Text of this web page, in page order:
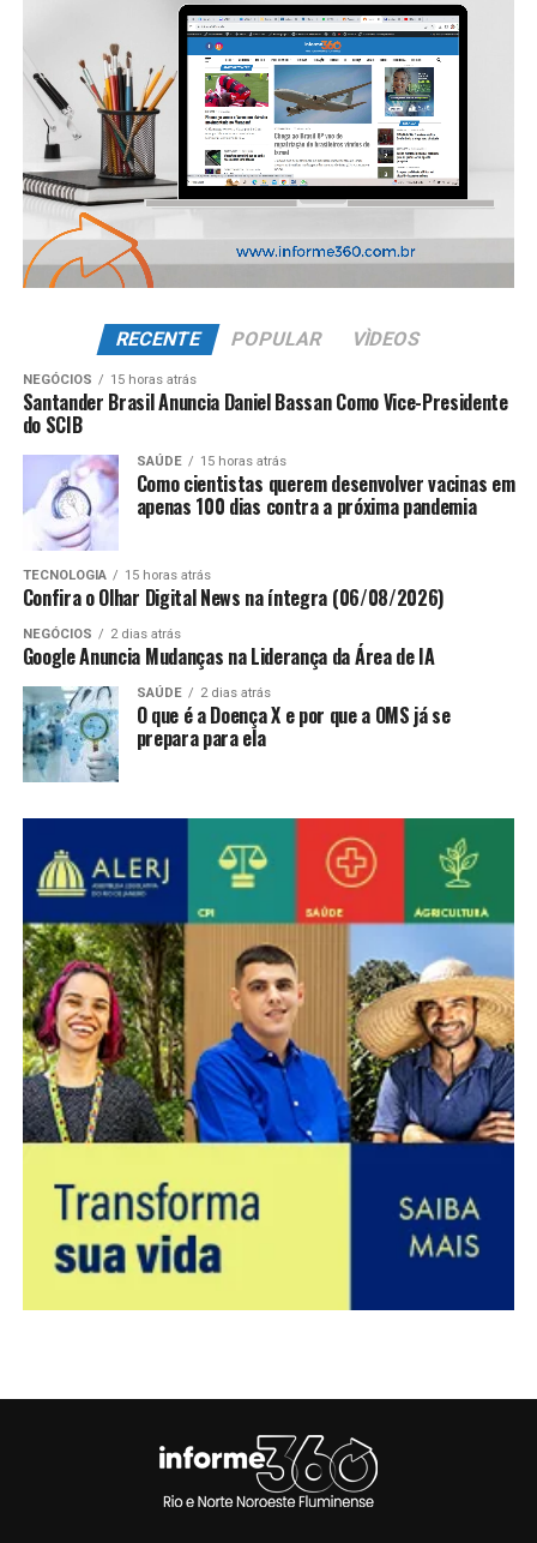
RECENTE POPULAR VÌDEOS
NEGÓCIOS 15 horas atrás
Santander Brasil Anuncia Daniel Bassan Como Vice-Presidente
do SCIB
SAÚDE 15 horas atrás
Como cientistas querem desenvolver vacinas em
apenas 100 dias contra a próxima pandemia
TECNOLOGIA 15 horas atrás
Confira o Olhar Digital News na íntegra (06/08/2026)
NEGÓCIOS 2 dias atrás
Google Anuncia Mudanças na Liderança da Área de IA
SAÚDE 2 dias atrás
O que é a Doença X e por que a OMS já se
prepara para ela